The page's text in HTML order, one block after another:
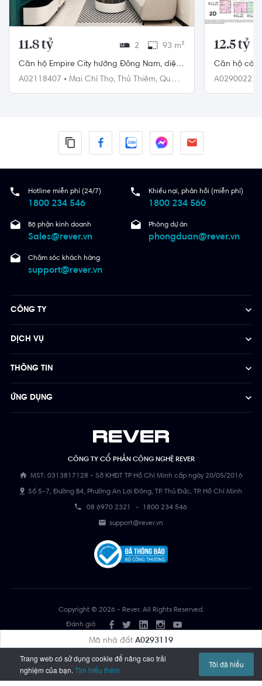
Trang web có sử dụng cookie để nâng cao trải
nghiệm của bạn. Tìm hiểu thêm
Tôi đã hiểu
Mã nhà đất A0293119
1800 234 546
11.8 tỷ 2 93 m²
Căn hộ Empire City hướng Đông Nam, diện
tích 93m²
A02118407 • Mai Chí Thọ, Thủ Thiêm, Quận
12.5 tỷ
Căn hộ có
10, nội thất
A0290022
Hotline miễn phí (24/7)
1800 234 546
Khiếu nại, phản hồi (miễn phí)
1800 234 560
Bộ phận kinh doanh
Sales@rever.vn
Phòng dự án
phongduan@rever.vn
Chăm sóc khách hàng
support@rever.vn
CÔNG TY CỔ PHẦN CÔNG NGHỆ REVER
MST: 0313817128 - Sở KHĐT TP Hồ Chí Minh cấp ngày 20/05/2016
Số 5-7, Đường B4, Phường An Lợi Đông, TP. Thủ Đức, TP. Hồ Chí Minh
08 6970 2321 - 1800 234 546
support@rever.vn
CÔNG TY
DỊCH VỤ
THÔNG TIN
ỨNG DỤNG
Copyright © 2026 - Rever. All Rights Reserved.
Đánh giá